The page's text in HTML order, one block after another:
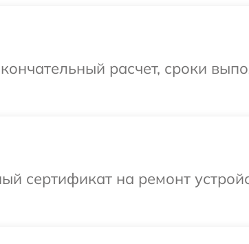
расчет, сроки
сертификат на ремонт